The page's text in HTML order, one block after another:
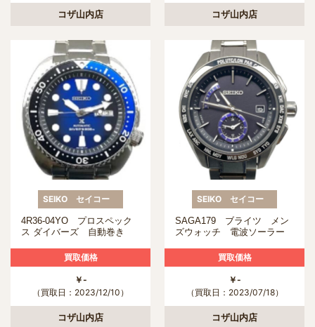
コザ山内店 コザ山内店
SEIKO セイコー
4R36-04YO プロスペック
ス ダイバーズ 自動巻き
買取価格
￥-
（買取日：2023/12/10）
コザ山内店
SEIKO セイコー
SAGA179 ブライツ メン
ズウォッチ 電波ソーラー
買取価格
￥-
（買取日：2023/07/18）
コザ山内店